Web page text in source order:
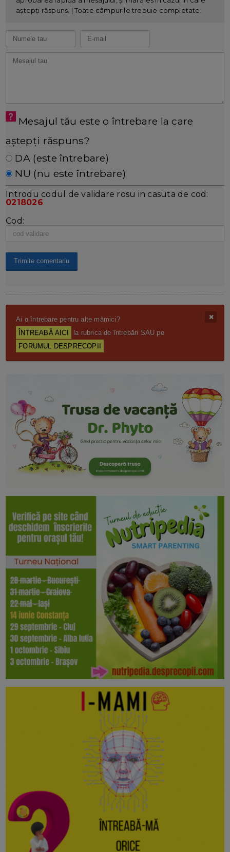
aștepți răspuns. | Toate câmpurile trebuie completate!
Mesajul tău este o întrebare la care
aștepți răspuns?
DA (este întrebare)
NU (nu este întrebare)
Introdu codul de validare rosu in casuta de cod:
0218026
Cod:
Ai o întrebare pentru alte mămici?
ÎNTREABĂ AICI
la rubrica de întrebări SAU pe
FORUMUL DESPRECOPII